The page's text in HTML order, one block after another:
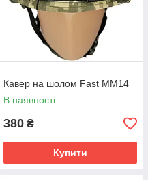
Кавер на шолом Fast MM14
В наявності
380 ₴
Купити